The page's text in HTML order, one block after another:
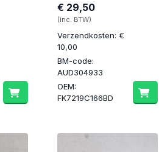
€ 29,50
(inc. BTW)
Verzendkosten: €
10,00
BM-code:
AUD304933
OEM:
FK7219C166BD